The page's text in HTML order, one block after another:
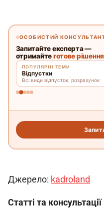
Джерело: kadroland
Статті та